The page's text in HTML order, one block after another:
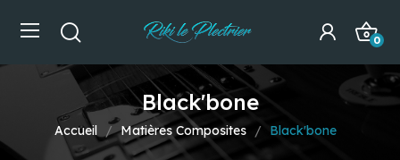
0
Black'bone
Accueil Matières Composites Black'bone